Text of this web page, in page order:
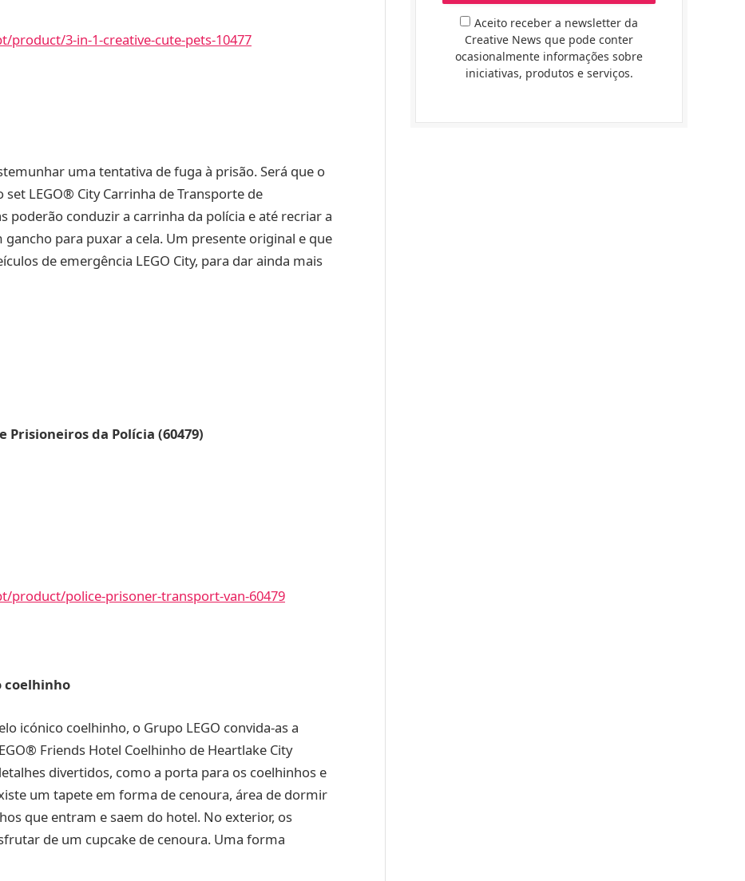
3-in-1-creative-cute-pets-10477
uma tentativa de fuga à prisão. Será que o
LEGO® City Carrinha de Transporte de
poderão conduzir a carrinha da polícia e até recriar a
para puxar a cela. Um presente original e que
de emergência LEGO City, para dar ainda mais
Prisioneiros da Polícia (60479)
product/police-prisoner-transport-van-60479
coelhinho
icónico coelhinho, o Grupo LEGO convida-as a
Friends Hotel Coelhinho de Heartlake City
divertidos, como a porta para os coelhinhos e
um tapete em forma de cenoura, área de dormir
que entram e saem do hotel. No exterior, os
de um cupcake de cenoura. Uma forma
Aceito receber a newsletter da
Creative News que pode conter
ocasionalmente informações sobre
iniciativas, produtos e serviços.